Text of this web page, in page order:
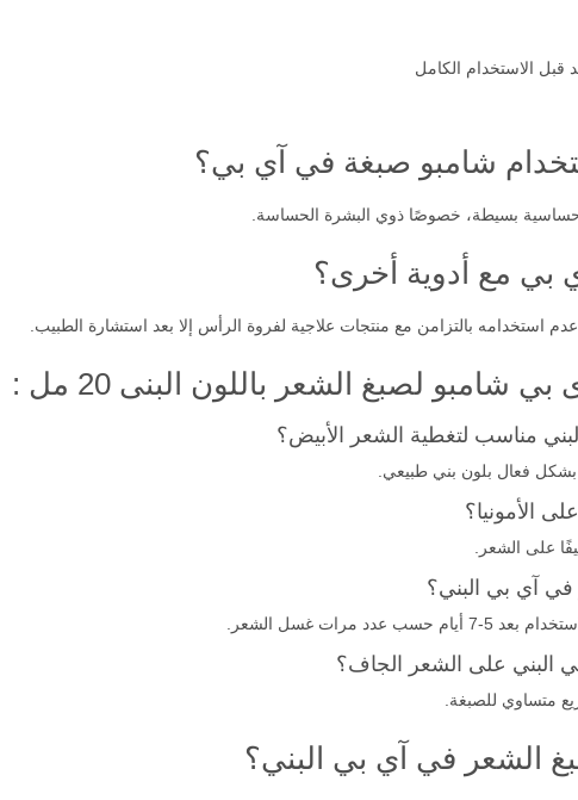
قبل الاستخدام الكامل
شامبو صبغة في آي بي؟
بسيطة، خصوصًا ذوي البشرة الحساسة.
بي مع أدوية أخرى؟
استخدامه بالتزامن مع منتجات علاجية لفروة الرأس إلا بعد استشارة الطبيب.
لصبغ الشعر باللون البنى 20 مل :
مناسب لتغطية الشعر الأبيض؟
فعال بلون بني طبيعي.
الأمونيا؟
على الشعر.
في آي بي البني؟
مرات غسل الشعر.
البني على الشعر الجاف؟
متساوي للصبغة.
الشعر في آي بي البني؟